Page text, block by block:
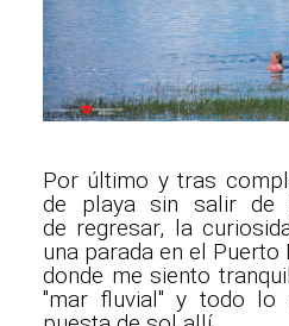
Por último y tras
de playa sin salir de
de regresar, la
una parada en el Puerto
donde me siento
"mar fluvial" y todo lo